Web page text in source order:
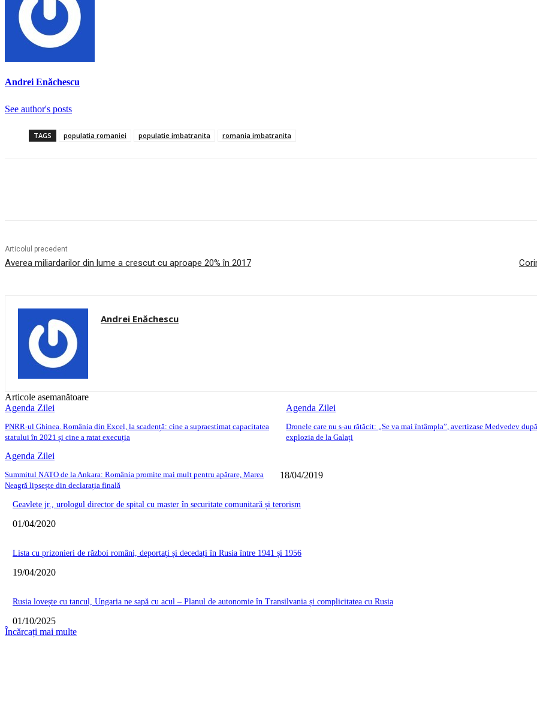
Andrei Enăchescu
See author's posts
TAGS populatia romaniei populatie imbatranita romania imbatranita
Articolul precedent
Averea miliardarilor din lume a crescut cu aproape 20% în 2017
Andrei Enăchescu
Articole asemanătoare
Agenda Zilei
PNRR-ul Ghinea. România din Excel, la scadență: cine a supraestimat capacitatea
statului în 2021 și cine a ratat execuția
Agenda Zilei
Dronele care nu s-au rătăcit: „Se va mai întâmpla”, avertizase Medvedev
explozia de la Galați
Agenda Zilei
Summitul NATO de la Ankara: România promite mai mult pentru apărare, Marea
Neagră lipsește din declarația finală
18/04/2019
Geavlete jr., urologul director de spital cu master în securitate comunitară și terorism
01/04/2020
Lista cu prizonieri de război români, deportați și decedați în Rusia între 1941 și 1956
19/04/2020
Rusia lovește cu tancul, Ungaria ne sapă cu acul – Planul de autonomie în Transilvania și complicitatea cu Rusia
01/10/2025
Încărcați mai multe